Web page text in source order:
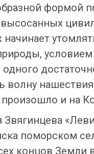
формой
и на
поморском
концов Земли